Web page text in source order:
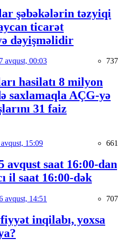
şəbəkələrin təzyiqi
ticarət
dəyişməlidir
avqust, 00:03 737
hasilatı 8 milyon
saxlamaqla AÇG-yə
31 faiz
15:09 661
avqust saat 16:00-dan
il saat 16:00-dək
avqust, 14:51 707
inqilabı, yoxsa